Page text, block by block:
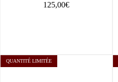
125,00€
QUANTITÉ LIMITÉE